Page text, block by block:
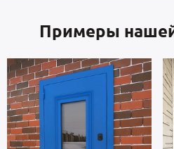
образцов у
Каркас коробки и полотно — сталь
Россия, толщиной 2 мм. Изнутри
замки входят в комплект.
В полости створки имеется
контура для дополнительной
Примеры